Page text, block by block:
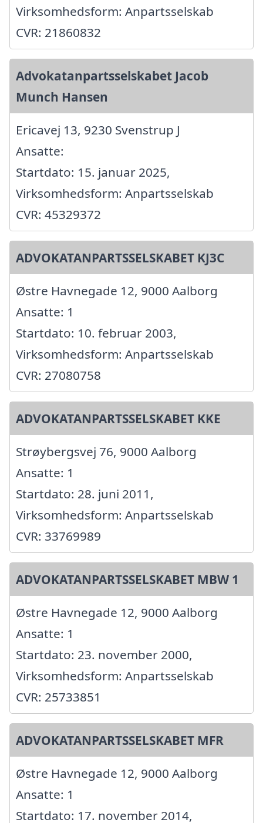
Virksomhedsform: Anpartsselskab
CVR: 21860832
Advokatanpartsselskabet Jacob
Munch Hansen
Ericavej 13, 9230 Svenstrup J
Ansatte:
Startdato: 15. januar 2025,
Virksomhedsform: Anpartsselskab
CVR: 45329372
ADVOKATANPARTSSELSKABET KJ3C
Østre Havnegade 12, 9000 Aalborg
Ansatte: 1
Startdato: 10. februar 2003,
Virksomhedsform: Anpartsselskab
CVR: 27080758
ADVOKATANPARTSSELSKABET KKE
Strøybergsvej 76, 9000 Aalborg
Ansatte: 1
Startdato: 28. juni 2011,
Virksomhedsform: Anpartsselskab
CVR: 33769989
ADVOKATANPARTSSELSKABET MBW 1
Østre Havnegade 12, 9000 Aalborg
Ansatte: 1
Startdato: 23. november 2000,
Virksomhedsform: Anpartsselskab
CVR: 25733851
ADVOKATANPARTSSELSKABET MFR
Østre Havnegade 12, 9000 Aalborg
Ansatte: 1
Startdato: 17. november 2014,